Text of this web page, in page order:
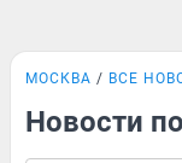
МОСКВА ВСЕ
Новости